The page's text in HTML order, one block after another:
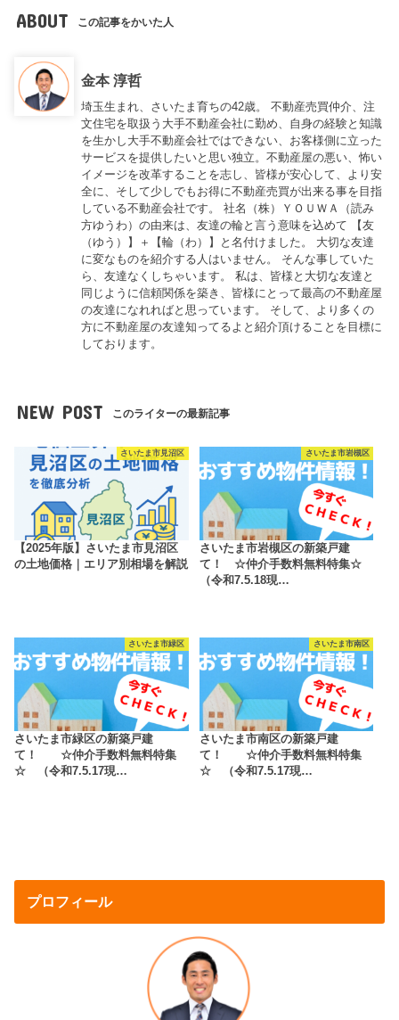
ABOUT この記事をかいた人
金本 淳哲
埼玉生まれ、さいたま育ちの42歳。 不動産売買仲介、注
文住宅を取扱う大手不動産会社に勤め、自身の経験と知識
を生かし大手不動産会社ではできない、お客様側に立った
サービスを提供したいと思い独立。不動産屋の悪い、怖い
イメージを改革することを志し、皆様が安心して、より安
全に、そして少しでもお得に不動産売買が出来る事を目指
している不動産会社です。 社名（株）ＹＯＵＷＡ（読み
方ゆうわ）の由来は、友達の輪と言う意味を込めて 【友
（ゆう）】＋【輪（わ）】と名付けました。 大切な友達
に変なものを紹介する人はいません。 そんな事していた
ら、友達なくしちゃいます。 私は、皆様と大切な友達と
同じように信頼関係を築き、皆様にとって最高の不動産屋
の友達になれればと思っています。 そして、より多くの
方に不動産屋の友達知ってるよと紹介頂けることを目標に
しております。
NEW POST このライターの最新記事
さいたま市見沼区
【2025年版】さいたま市見沼区
の土地価格｜エリア別相場を解説
さいたま市岩槻区
さいたま市岩槻区の新築戸建
て！ ☆仲介手数料無料特集☆
（令和7.5.18現…
さいたま市緑区
さいたま市緑区の新築戸建
て！ ☆仲介手数料無料特集
☆ （令和7.5.17現…
さいたま市南区
さいたま市南区の新築戸建
て！ ☆仲介手数料無料特集
☆ （令和7.5.17現…
プロフィール